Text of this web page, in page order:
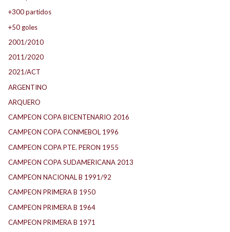
+300 partidos
+50 goles
2001/2010
2011/2020
2021/ACT
ARGENTINO
ARQUERO
CAMPEON COPA BICENTENARIO 2016
CAMPEON COPA CONMEBOL 1996
CAMPEON COPA PTE. PERON 1955
CAMPEON COPA SUDAMERICANA 2013
CAMPEON NACIONAL B 1991/92
CAMPEON PRIMERA B 1950
CAMPEON PRIMERA B 1964
CAMPEON PRIMERA B 1971